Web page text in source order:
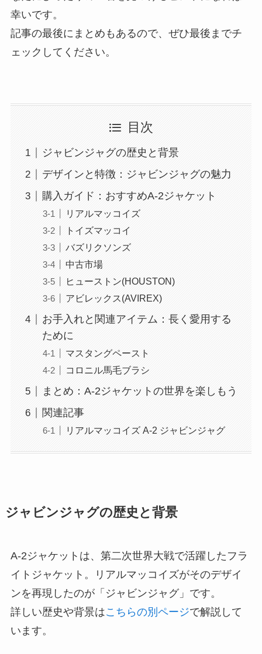
幸いです。
記事の最後にまとめもあるので、ぜひ最後までチ
ェックしてください。
目次
ジャビンジャグの歴史と背景
デザインと特徴：ジャビンジャグの魅力
購入ガイド：おすすめA-2ジャケット
リアルマッコイズ
トイズマッコイ
バズリクソンズ
中古市場
ヒューストン(HOUSTON)
アビレックス(AVIREX)
お手入れと関連アイテム：長く愛用する
ために
マスタングペースト
コロニル馬毛ブラシ
まとめ：A-2ジャケットの世界を楽しもう
関連記事
リアルマッコイズ A-2 ジャビンジャグ
ジャビンジャグの歴史と背景
A-2ジャケットは、第二次世界大戦で活躍したフラ
イトジャケット。リアルマッコイズがそのデザイ
ンを再現したのが「ジャビンジャグ」です。
詳しい歴史や背景はこちらの別ページで解説して
います。